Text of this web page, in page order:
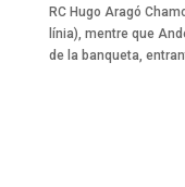
RC Hugo Aragó
línia), mentre que
de la banqueta,